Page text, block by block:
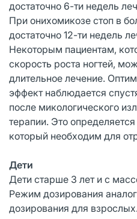
достаточно 6-ти недель
При онихомикозе стоп в
достаточно 12-ти недель
Некоторым пациентам,
скорость роста ногтей,
длительное лечение.
эффект наблюдается
после микологического
терапии. Это
который необходим для
Дети
Дети старше 3 лет и с
Режим дозирования
дозирования для взрослых.